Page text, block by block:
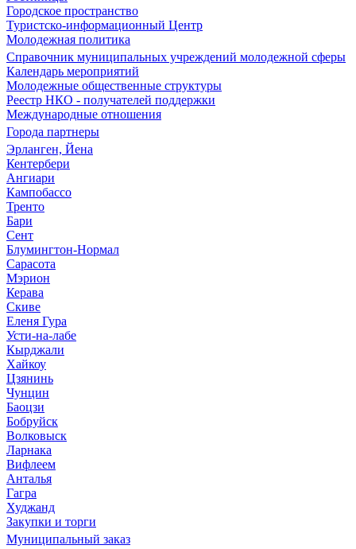
Городское пространство
Туристско-информационный Центр
Молодежная политика
Справочник муниципальных учреждений молодежной сферы
Календарь мероприятий
Молодежные общественные структуры
Реестр НКО - получателей поддержки
Международные отношения
Города партнеры
Эрланген, Йена
Кентербери
Ангиари
Кампобассо
Тренто
Бари
Сент
Блумингтон-Нормал
Сарасота
Мэрион
Керава
Скиве
Еленя Гура
Усти-на-лабе
Кырджали
Хайкоу
Цзянинь
Чунцин
Баоцзи
Бобруйск
Волковыск
Ларнака
Вифлеем
Анталья
Гагра
Худжанд
Закупки и торги
Муниципальный заказ